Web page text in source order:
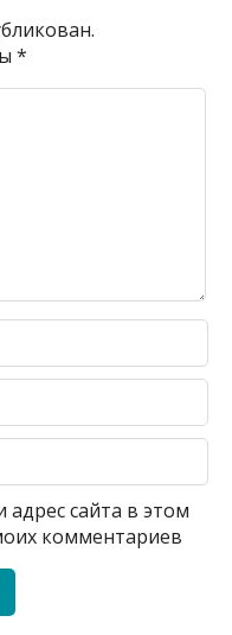
*
сайта в этом
комментариев